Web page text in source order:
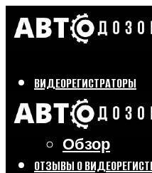
ВИДЕОРЕГИСТРАТОРЫ
Бренды
Выбор
Обзор
ОТЗЫВЫ О